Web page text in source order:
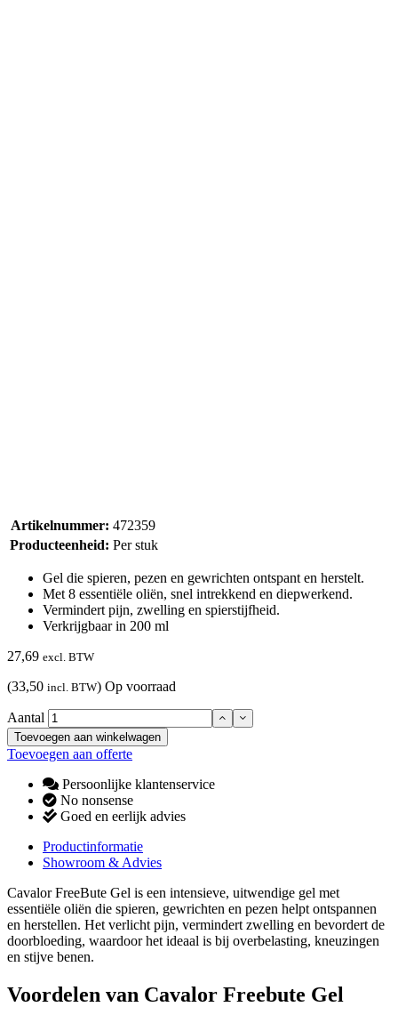
Artikelnummer: 472359
Producteenheid: Per stuk
Gel die spieren, pezen en gewrichten ontspant en herstelt.
Met 8 essentiële oliën, snel intrekkend en diepwerkend.
Vermindert pijn, zwelling en spierstijfheid.
Verkrijgbaar in 200 ml
27,69 excl. BTW
(33,50 incl. BTW) Op voorraad
Aantal
Toevoegen aan winkelwagen
Toevoegen aan offerte
Persoonlijke klantenservice
No nonsense
Goed en eerlijk advies
Productinformatie
Showroom & Advies
Cavalor FreeBute Gel is een intensieve, uitwendige gel met
essentiële oliën die spieren, gewrichten en pezen helpt ontspannen
en herstellen. Het verlicht pijn, vermindert zwelling en bevordert de
doorbloeding, waardoor het ideaal is bij overbelasting, kneuzingen
en stijve benen.
Voordelen van Cavalor Freebute Gel